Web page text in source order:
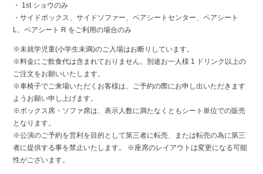
・ 1st ショウのみ
・サイドボックス、サイドソファー、ペアシートセンター、ペアシート
L、ペアシート R をご利用の場合のみ
※未就学児童(小学生未満)のご入場はお断りしています。
※料金にご飲食代は含まれておりません。別途お一人様 1 ドリンク以上の
ご注文をお願いいたします。
※車椅子でご来場いただくお客様は、ご予約の際にお申し出いただきます
ようお願い申し上げます。
※ボックス席・ソファ席は、表示人数に満たなくともシート単位での販売
となります。
※公演のご予約を営利を目的として第三者に転売、または転売の為に第三
者に提供する事を禁止いたします。 ※座席のレイアウトは変更になる可能
性がございます。